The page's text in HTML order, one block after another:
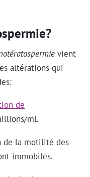
vient
altérations qui
de
ml.
de la motilité des
immobiles.